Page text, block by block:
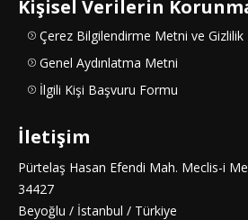
Kişisel Verilerin
Çerez Bilgilendirme Metni ve Gizlilik
Genel Aydınlatma Metni
İlgili Kişi Başvuru Formu
İletişim
Pürtelaş Hasan Efendi Mah. Meclis-i
34427
Beyoğlu / İstanbul / Türkiye